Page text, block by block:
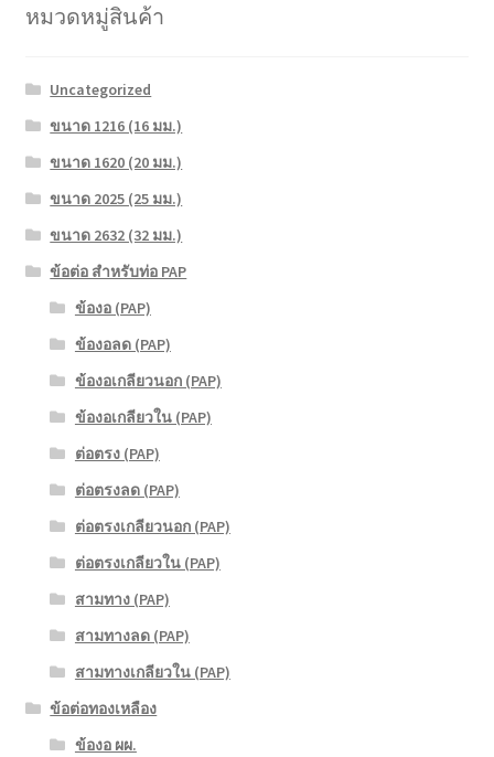
หมวดหมู่สินค้า
Uncategorized
ขนาด 1216 (16 มม.)
ขนาด 1620 (20 มม.)
ขนาด 2025 (25 มม.)
ขนาด 2632 (32 มม.)
ข้อต่อ สำหรับท่อ PAP
ข้องอ (PAP)
ข้องอลด (PAP)
ข้องอเกลียวนอก (PAP)
ข้องอเกลียวใน (PAP)
ต่อตรง (PAP)
ต่อตรงลด (PAP)
ต่อตรงเกลียวนอก (PAP)
ต่อตรงเกลียวใน (PAP)
สามทาง (PAP)
สามทางลด (PAP)
สามทางเกลียวใน (PAP)
ข้อต่อทองเหลือง
ข้องอ ผผ.